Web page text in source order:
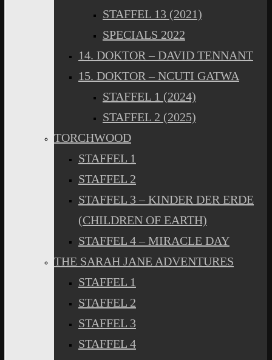
STAFFEL 13 (2021)
SPECIALS 2022
14. DOKTOR – DAVID TENNANT
15. DOKTOR – NCUTI GATWA
STAFFEL 1 (2024)
STAFFEL 2 (2025)
TORCHWOOD
STAFFEL 1
STAFFEL 2
STAFFEL 3 – KINDER DER ERDE
(CHILDREN OF EARTH)
STAFFEL 4 – MIRACLE DAY
THE SARAH JANE ADVENTURES
STAFFEL 1
STAFFEL 2
STAFFEL 3
STAFFEL 4